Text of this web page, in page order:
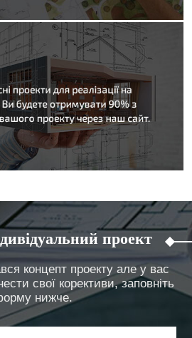
проект
концепт проекту але у вас
свої корективи, заповніть
нижче.